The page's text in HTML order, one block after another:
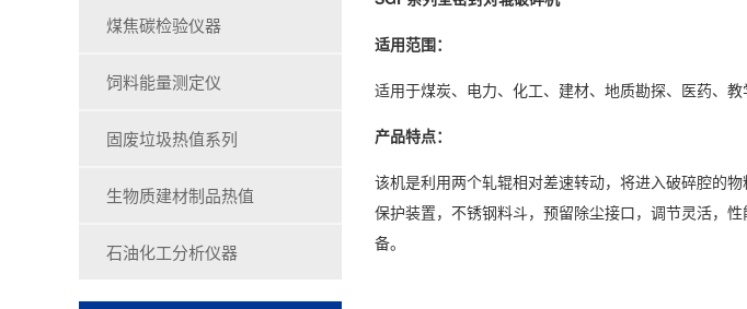
煤焦碳检验仪器
饲料能量测定仪
固废垃圾热值系列
生物质建材制品热值
石油化工分析仪器
适用范围：
适用于煤炭、电力、化工、建材、地质勘探、医药、
产品特点：
该机是利用两个轧辊相对差速转动，将进入破碎腔的
保护装置，不锈钢料斗，预留除尘接口，调节灵活，
备。